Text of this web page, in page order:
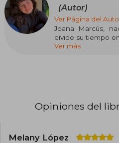
(Autor)
Ver Página del
Joana Marcús,
divide su tiempo
sus mascotas.
En dos
Es una de las
Ver más
Opiniones del
Melany López